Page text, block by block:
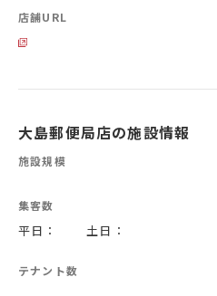
店舗URL
大島郵便局店の施設情報
施設規模
集客数
平日： 土日：
テナント数